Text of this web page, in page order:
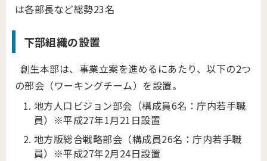
は各部長など総勢23名
下部組織の設置
創生本部は、事業立案を進めるにあたり、以下の2つ
の部会（ワーキングチーム）を設置。
地方人口ビジョン部会（構成員6名：庁内若手職
員）※平成27年1月21日設置
地方版総合戦略部会（構成員26名：庁内若手職
員）※平成27年2月24日設置